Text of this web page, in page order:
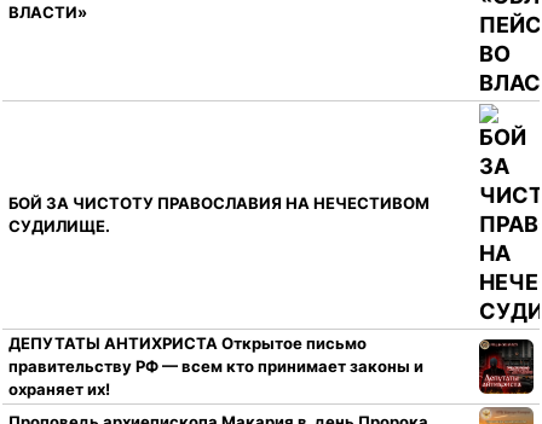
ВЛАСТИ»
БОЙ ЗА ЧИСТОТУ ПРАВОСЛАВИЯ НА НЕЧЕСТИВОМ
СУДИЛИЩЕ.
ДЕПУТАТЫ АНТИХРИСТА Открытое письмо
правительству РФ — всем кто принимает законы и
охраняет их!